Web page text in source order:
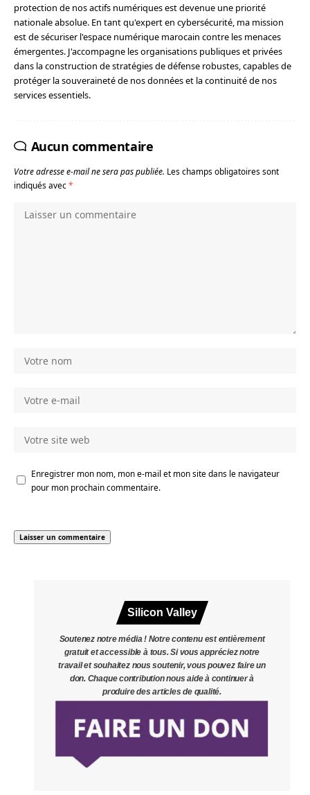
protection de nos actifs numériques est devenue une priorité
nationale absolue. En tant qu'expert en cybersécurité, ma mission
est de sécuriser l'espace numérique marocain contre les menaces
émergentes. J'accompagne les organisations publiques et privées
dans la construction de stratégies de défense robustes, capables de
protéger la souveraineté de nos données et la continuité de nos
services essentiels.
Aucun commentaire
Votre adresse e-mail ne sera pas publiée. Les champs obligatoires sont
indiqués avec*
Enregistrer mon nom, mon e-mail et mon site dans le navigateur
pour mon prochain commentaire.
Silicon Valley
Soutenez notre média ! Notre contenu est entièrement
gratuit et accessible à tous. Si vous appréciez notre
travail et souhaitez nous soutenir, vous pouvez faire un
don. Chaque contribution nous aide à continuer à
produire des articles de qualité.